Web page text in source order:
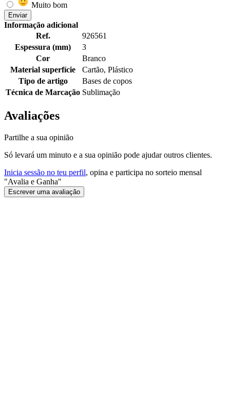
Muito bom
Enviar
Informação adicional
Ref.
926561
Espessura (mm)
3
Cor
Branco
Material superfície
Cartão, Plástico
Tipo de artigo
Bases de copos
Técnica de Marcação Sublimação
Avaliações
Partilhe a sua opinião
Só levará um minuto e a sua opinião pode ajudar outros clientes.
Inicia sessão no teu perfil, opina e participa no sorteio mensal
"Avalia e Ganha"
Escrever uma avaliação